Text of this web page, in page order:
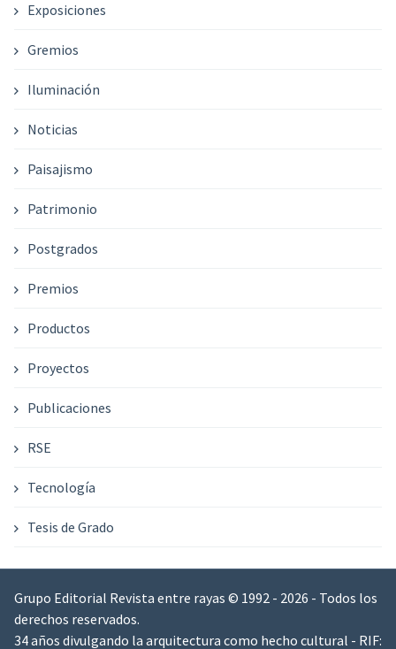
Exposiciones
Gremios
Iluminación
Noticias
Paisajismo
Patrimonio
Postgrados
Premios
Productos
Proyectos
Publicaciones
RSE
Tecnología
Tesis de Grado
Grupo Editorial Revista entre rayas © 1992 - 2026 - Todos los
derechos reservados.
34 años divulgando la arquitectura como hecho cultural - RIF: